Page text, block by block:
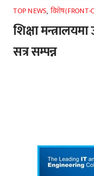
TOP NEWS, विशेष(FRONT-
शिक्षा
सत्र सम्पन्न